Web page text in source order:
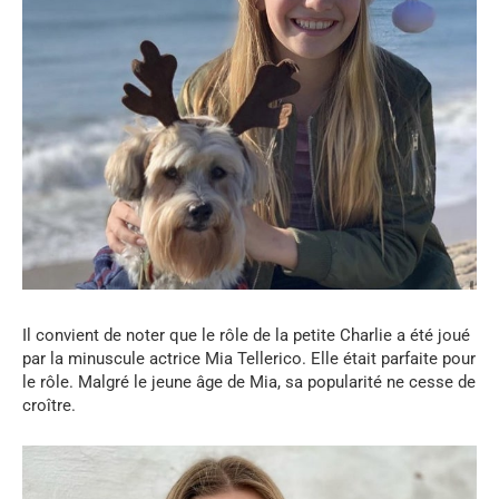
Il convient de noter que le rôle de la petite Charlie a été joué
par la minuscule actrice Mia Tellerico. Elle était parfaite pour
le rôle. Malgré le jeune âge de Mia, sa popularité ne cesse de
croître.